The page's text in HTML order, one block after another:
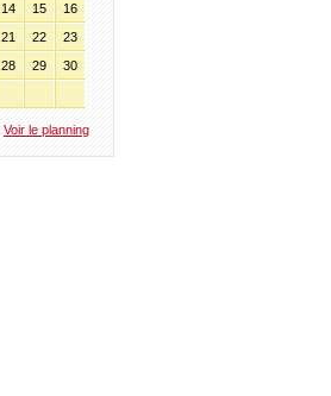
14 15
16
21 22
23
28 29
30
Voir le planning